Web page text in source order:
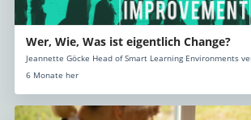
Wer, Wie, Was ist eigentlich Change?
Jeannette Göcke Head of Smart Learning Environments
6 Monate her